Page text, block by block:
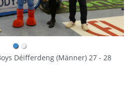
Déifferdeng (Männer) 27 - 28